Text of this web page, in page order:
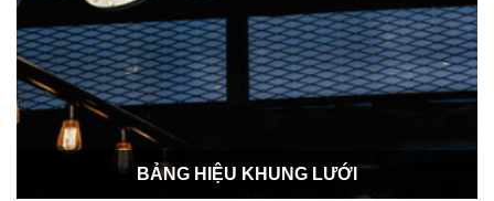
BẢNG HIỆU KHUNG LƯỚI